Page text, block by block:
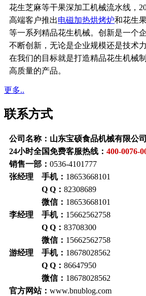
花生芝麻等干果深加工机械流水线，
高端客户推出电磁加热烘烤炉和花生
等一系列精品花生机械。创新是一个
不断创新，无论是企业规模还是技术
在我们的目标就是打造精品花生机械
高质量的产品。
更多..
联系方式
公司名称：山东宝硕食品机械有限公司
24小时全国免费客服热线： 400-0076-
销售一部： 0536-4101777
张经理 手机： 18653668101
Q Q： 82308689
微信： 18653668101
李经理 手机： 15662562758
Q Q： 83708300
微信： 15662562758
游经理 手机： 18678028562
Q Q： 86647950
微信： 18678028562
官方网站： www.bnublog.com